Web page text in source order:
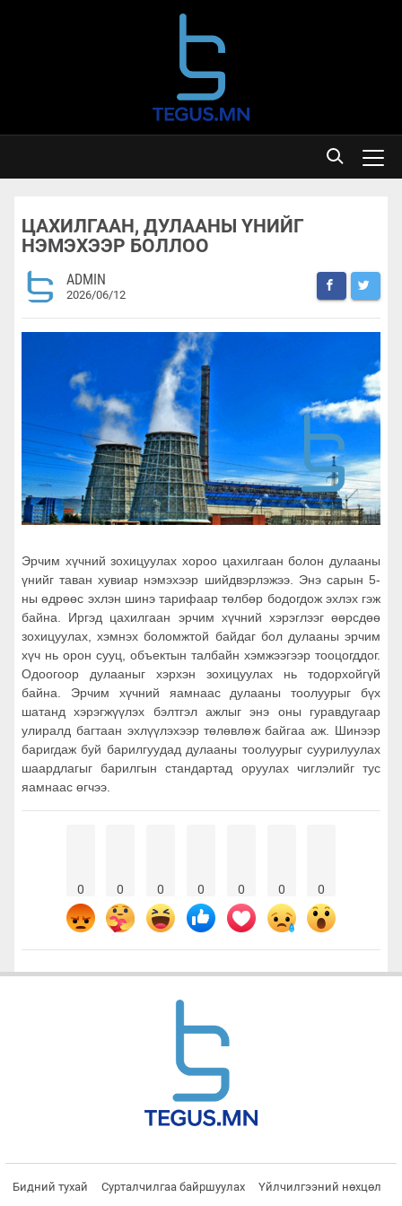
ЦАХИЛГААН, ДУЛААНЫ ҮНИЙГ
НЭМЭХЭЭР БОЛЛОО
ADMIN
2026/06/12
Эрчим хүчний зохицуулах хороо цахилгаан болон дулааны
үнийг таван хувиар нэмэхээр шийдвэрлэжээ. Энэ сарын 5-
ны өдрөөс эхлэн шинэ тарифаар төлбөр бодогдож эхлэх гэж
байна. Иргэд цахилгаан эрчим хүчний хэрэглээг өөрсдөө
зохицуулах, хэмнэх боломжтой байдаг бол дулааны эрчим
хүч нь орон сууц, объектын талбайн хэмжээгээр тооцогддог.
Одоогоор дулааныг хэрхэн зохицуулах нь тодорхойгүй
байна. Эрчим хүчний яамнаас дулааны тоолуурыг бүх
шатанд хэрэгжүүлэх бэлтгэл ажлыг энэ оны гуравдугаар
улиралд багтаан эхлүүлэхээр төлөвлөж байгаа аж. Шинээр
баригдаж буй барилгуудад дулааны тоолуурыг суурилуулах
шаардлагыг барилгын стандартад оруулах чиглэлийг тус
яамнаас өгчээ.
0 0 0 0 0 0 0
Бидний тухай Сурталчилгаа байршуулах Үйлчилгээний нөхцөл